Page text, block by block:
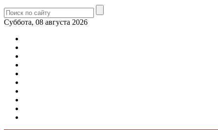
Суббота, 08 августа 2026